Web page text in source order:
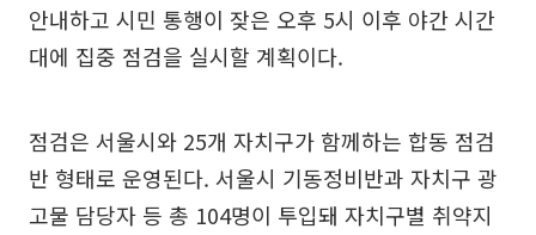
안내하고 시민 통행이 잦은 오후 5시 이후 야간 시간
대에 집중 점검을 실시할 계획이다.
점검은 서울시와 25개 자치구가 함께하는 합동 점검
반 형태로 운영된다. 서울시 기동정비반과 자치구 광
고물 담당자 등 총 104명이 투입돼 자치구별 취약지